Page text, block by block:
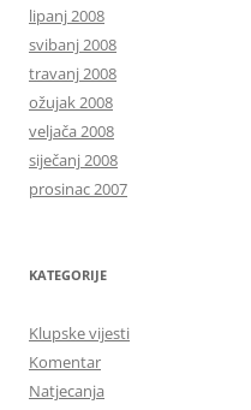
lipanj 2008
svibanj 2008
travanj 2008
ožujak 2008
veljača 2008
siječanj 2008
prosinac 2007
KATEGORIJE
Klupske vijesti
Komentar
Natjecanja